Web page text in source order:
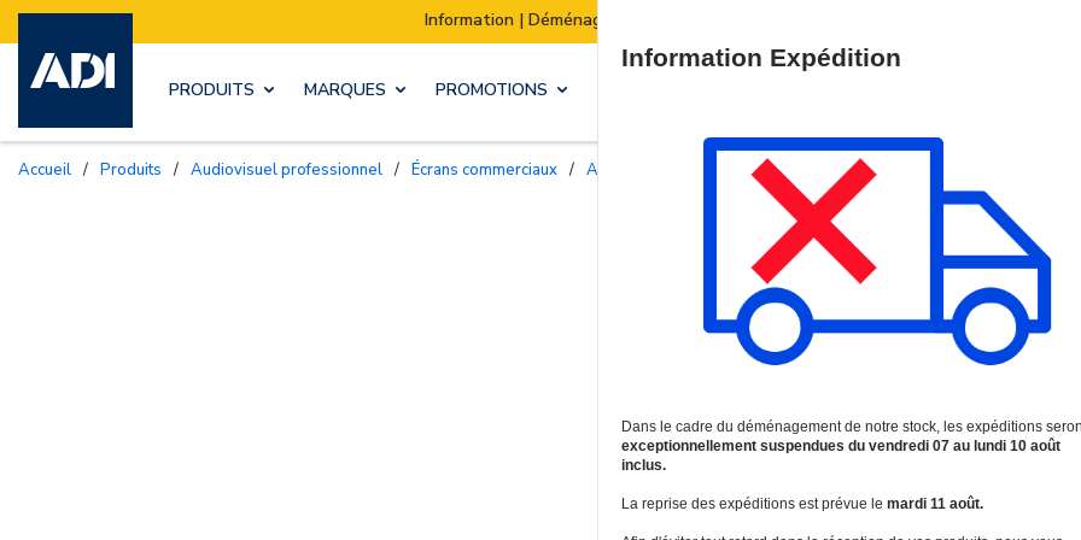
Information | Déménagement de notre stock :
PRODUITS MARQUES PROMOTIONS
Accueil / Produits / Audiovisuel professionnel / Écrans commerciaux / Accessoires et supports professionnels